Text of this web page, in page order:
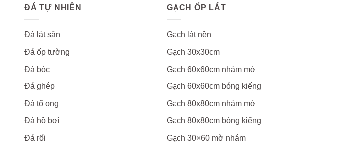
ĐÁ TỰ NHIÊN
Đá lát sân
Đá ốp tường
Đá bóc
Đá ghép
Đá tổ ong
Đá hồ bơi
Đá rối
GẠCH ỐP LÁT
Gạch lát nền
Gạch 30x30cm
Gạch 60x60cm nhám mờ
Gạch 60x60cm bóng kiếng
Gạch 80x80cm nhám mờ
Gạch 80x80cm bóng kiếng
Gạch 30×60 mờ nhám